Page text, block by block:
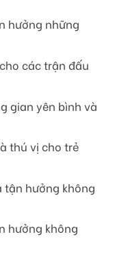
hưởng những
các trận đấu
gian yên bình và
thú vị cho trẻ
tận hưởng không
hưởng không